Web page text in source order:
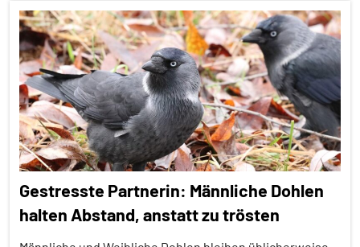
Wirbellose
Alle
Folgen
Alle
Tiergruppen
Amphibien
Fortpflanzung
Tierquiz
Gestresste Partnerin: Männliche Dohlen
halten Abstand, anstatt zu trösten